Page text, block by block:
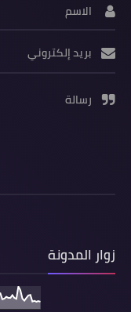
الاسم
بريد إلكتروني
رسالة
زوار المدونة